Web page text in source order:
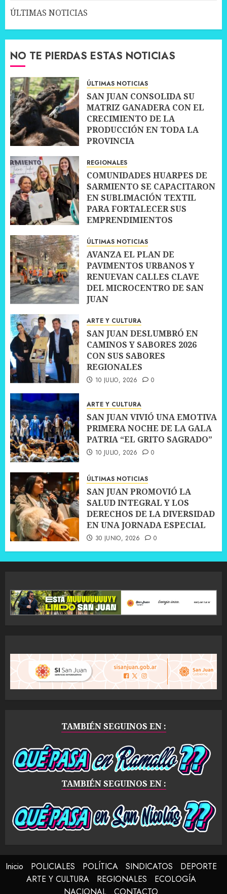
ÚLTIMAS NOTICIAS
NO TE PIERDAS ESTAS NOTICIAS
ÚLTIMAS NOTICIAS
SAN JUAN CONSOLIDA SU
MATRIZ GANADERA CON EL
CRECIMIENTO DE LA
PRODUCCIÓN EN TODA LA
PROVINCIA
REGIONALES
COMUNIDADES HUARPES DE
SARMIENTO SE CAPACITARON
EN SUBLIMACIÓN TEXTIL
PARA FORTALECER SUS
EMPRENDIMIENTOS
ÚLTIMAS NOTICIAS
AVANZA EL PLAN DE
PAVIMENTOS URBANOS Y
RENUEVAN CALLES CLAVE
DEL MICROCENTRO DE SAN
JUAN
ARTE Y CULTURA
SAN JUAN DESLUMBRÓ EN
CAMINOS Y SABORES 2026
CON SUS SABORES
REGIONALES
10 JULIO, 2026 0
ARTE Y CULTURA
SAN JUAN VIVIÓ UNA EMOTIVA
PRIMERA NOCHE DE LA GALA
PATRIA “EL GRITO SAGRADO”
10 JULIO, 2026 0
ÚLTIMAS NOTICIAS
SAN JUAN PROMOVIÓ LA
SALUD INTEGRAL Y LOS
DERECHOS DE LA DIVERSIDAD
EN UNA JORNADA ESPECIAL
30 JUNIO, 2026 0
TAMBIÉN SEGUINOS EN :
TAMBIÉN SEGUINOS EN :
Inicio POLICIALES POLÍTICA SINDICATOS
DEPORTE
ARTE Y CULTURA
REGIONALES
ECOLOGÍA
NACIONAL
CONTACTO